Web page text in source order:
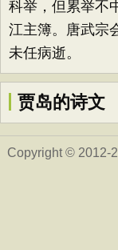
科举，但累举不
江主簿。唐武宗
未任病逝。
贾岛的诗文
Copyright © 2012-